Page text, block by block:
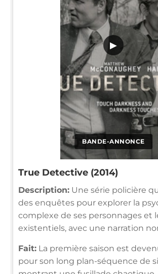
BANDE-ANNONCE
▶
True Detective (2014)
Description: Une série policière
des enquêtes pour explorer la
complexe de ses personnages et
existentiels, avec une narration
Fait: La première saison est
pour son long plan-séquence de